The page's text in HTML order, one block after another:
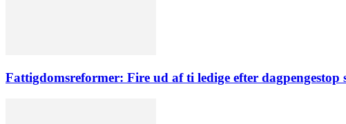
Fattigdomsreformer: Fire ud af ti ledige efter